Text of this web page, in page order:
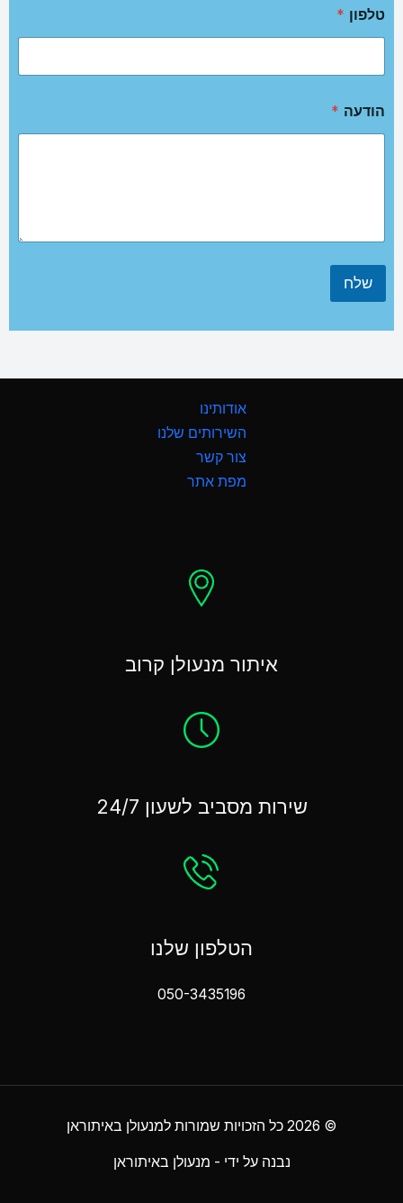
טלפון *
הודעה *
שלח
אודותינו
השירותים שלנו
צור קשר
מפת אתר
איתור מנעולן קרוב
שירות מסביב לשעון 24/7
הטלפון שלנו
050-3435196
© 2026 כל הזכויות שמורות למנעולן באיתוראן
נבנה על ידי - מנעולן באיתוראן